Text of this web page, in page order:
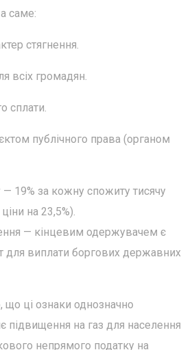
саме:
стягнення.
всіх громадян.
сплати.
публічного права (органом
19% за кожну спожиту тисячу
на 23,5%).
— кінцевим одержувачем є
виплати боргових державних
ці ознаки однозначно
підвищення на газ для населення
непрямого податку на